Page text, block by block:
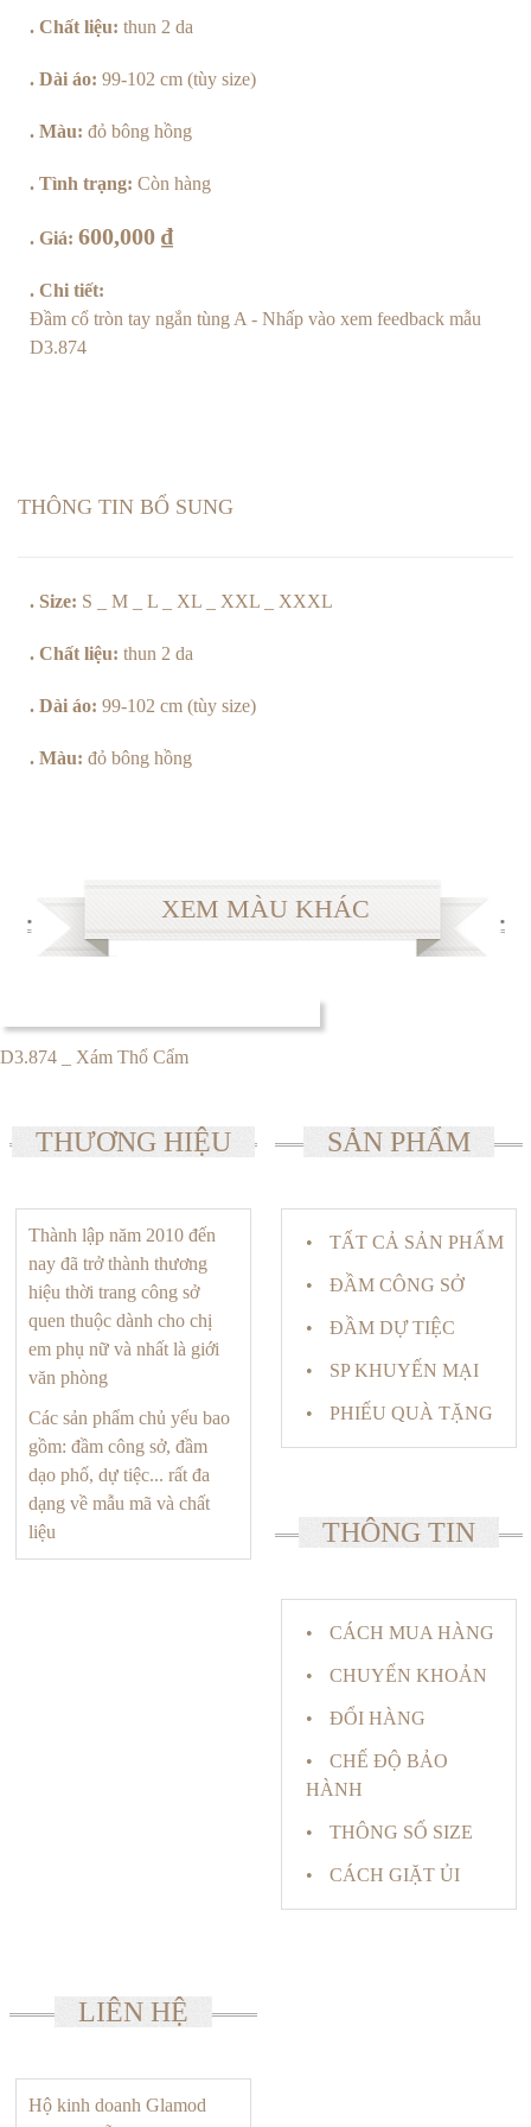
. Chất liệu: thun 2 da
. Dài áo: 99-102 cm (tùy size)
. Màu: đỏ bông hồng
. Tình trạng: Còn hàng
. Giá: 600,000 ₫
. Chi tiết:
Đầm cổ tròn tay ngắn tùng A - Nhấp vào xem feedback mẫu
D3.874
THÔNG TIN BỔ SUNG
. Size: S _ M _ L _ XL _ XXL _ XXXL
. Chất liệu: thun 2 da
. Dài áo: 99-102 cm (tùy size)
. Màu: đỏ bông hồng
XEM MÀU KHÁC
D3.874 _ Xám Thổ Cẩm
THƯƠNG HIỆU
Thành lập năm 2010 đến
nay đã trở thành thương
hiệu thời trang công sở
quen thuộc dành cho chị
em phụ nữ và nhất là giới
văn phòng
Các sản phẩm chủ yếu bao
gồm: đầm công sở, đầm
dạo phố, dự tiệc... rất đa
dạng về mẫu mã và chất
liệu
SẢN PHẨM
TẤT CẢ SẢN PHẨM
ĐẦM CÔNG SỞ
ĐẦM DỰ TIỆC
SP KHUYẾN MẠI
PHIẾU QUÀ TẶNG
THÔNG TIN
CÁCH MUA HÀNG
CHUYỂN KHOẢN
ĐỔI HÀNG
CHẾ ĐỘ BẢO
HÀNH
THÔNG SỐ SIZE
CÁCH GIẶT ỦI
LIÊN HỆ
Hộ kinh doanh Glamod